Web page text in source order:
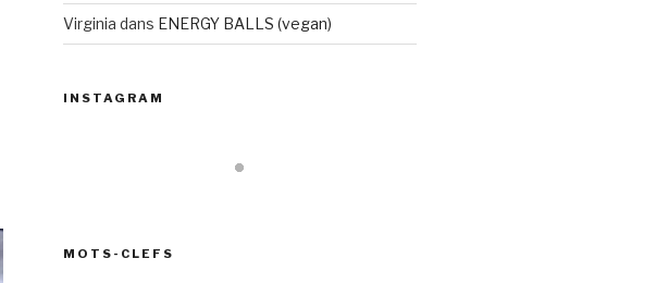
Virginia dans ENERGY BALLS (vegan)
INSTAGRAM
MOTS-CLEFS